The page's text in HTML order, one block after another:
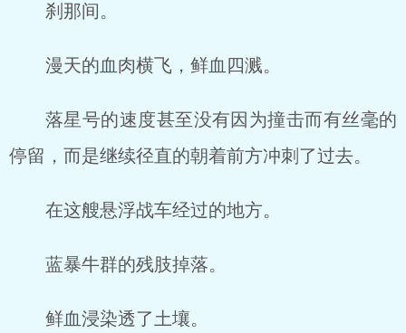
刹那间。
漫天的血肉横飞，鲜血四溅。
落星号的速度甚至没有因为撞击而有丝毫的
停留，而是继续径直的朝着前方冲刺了过去。
在这艘悬浮战车经过的地方。
蓝暴牛群的残肢掉落。
鲜血浸染透了土壤。